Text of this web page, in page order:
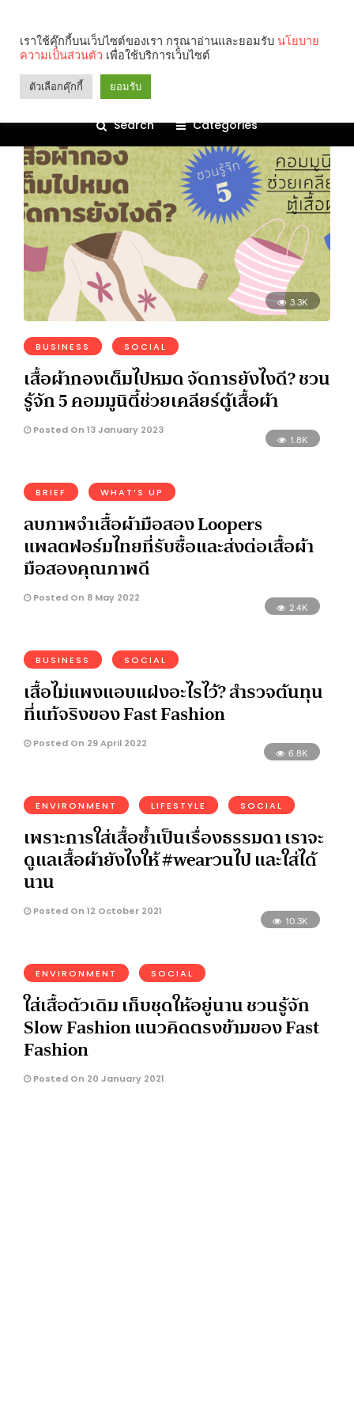
Search Categories
slow fashion
3.3K
BUSINESS SOCIAL
เสื้อผ้ากองเต็มไปหมด จัดการยังไงดี? ชวน
รู้จัก 5 คอมมูนิตี้ช่วยเคลียร์ตู้เสื้อผ้า
Posted On 13 January 2023
1.8K
BRIEF WHAT’S UP
ลบภาพจำเสื้อผ้ามือสอง Loopers
แพลตฟอร์มไทยที่รับซื้อและส่งต่อเสื้อผ้า
มือสองคุณภาพดี
Posted On 8 May 2022
2.4K
BUSINESS SOCIAL
เสื้อไม่แพงแอบแฝงอะไรไว้? สำรวจต้นทุน
ที่แท้จริงของ Fast Fashion
Posted On 29 April 2022
6.8K
ENVIRONMENT LIFESTYLE SOCIAL
เพราะการใส่เสื้อซ้ำเป็นเรื่องธรรมดา เราจะ
ดูแลเสื้อผ้ายังไงให้ #wearวนไป และใส่ได้
นาน
Posted On 12 October 2021
10.3K
ENVIRONMENT SOCIAL
ใส่เสื้อตัวเดิม เก็บชุดให้อยู่นาน ชวนรู้จัก
Slow Fashion แนวคิดตรงข้ามของ Fast
Fashion
Posted On 20 January 2021
เราใช้คุ๊กกี้บนเว็บไซต์ของเรา กรุณาอ่านและยอมรับ นโยบาย
ความเป็นส่วนตัว เพื่อใช้บริการเว็บไซต์
ตัวเลือกคุ๊กกี้ ยอมรับ